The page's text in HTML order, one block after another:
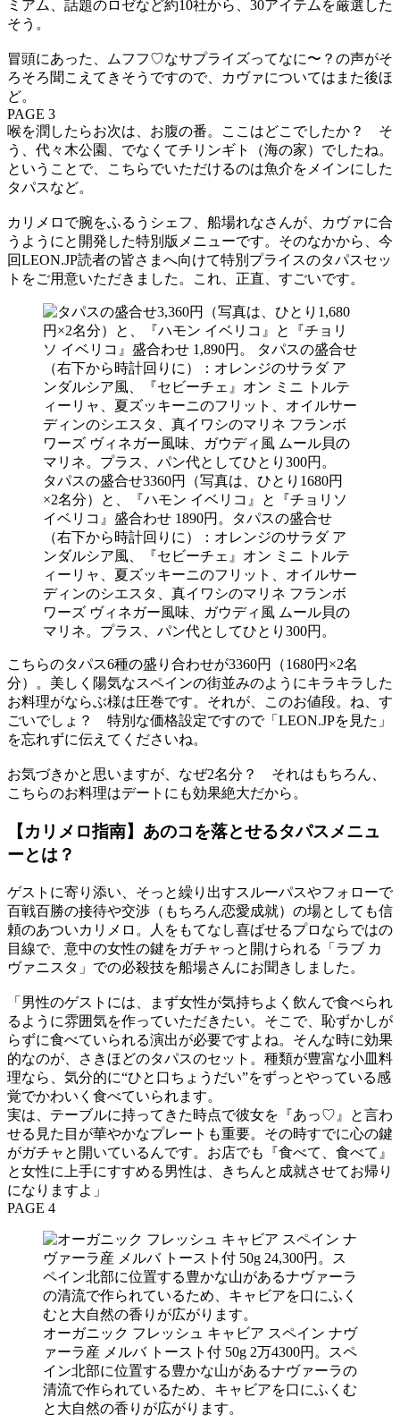
ミアム、話題のロゼなど約10社から、30アイテムを厳選した
そう。
冒頭にあった、ムフフ♡なサプライズってなに〜？の声がそ
ろそろ聞こえてきそうですので、カヴァについてはまた後ほ
ど。
PAGE 3
喉を潤したらお次は、お腹の番。ここはどこでしたか？ そ
う、代々木公園、でなくてチリンギト（海の家）でしたね。
ということで、こちらでいただけるのは魚介をメインにした
タパスなど。
カリメロで腕をふるうシェフ、船場れなさんが、カヴァに合
うようにと開発した特別版メニューです。そのなかから、今
回LEON.JP読者の皆さまへ向けて特別プライスのタパスセッ
トをご用意いただきました。これ、正直、すごいです。
タパスの盛合せ3360円（写真は、ひとり1680円
×2名分）と、『ハモン イベリコ』と『チョリソ
イベリコ』盛合わせ 1890円。タパスの盛合せ
（右下から時計回りに）：オレンジのサラダ ア
ンダルシア風、『セビーチェ』オン ミニ トルテ
ィーリャ、夏ズッキーニのフリット、オイルサー
ディンのシエスタ、真イワシのマリネ フランボ
ワーズ ヴィネガー風味、ガウディ風 ムール貝の
マリネ。プラス、パン代としてひとり300円。
こちらのタパス6種の盛り合わせが3360円（1680円×2名
分）。美しく陽気なスペインの街並みのようにキラキラした
お料理がならぶ様は圧巻です。それが、このお値段。ね、す
ごいでしょ？ 特別な価格設定ですので「LEON.JPを見た」
を忘れずに伝えてくださいね。
お気づきかと思いますが、なぜ2名分？ それはもちろん、
こちらのお料理はデートにも効果絶大だから。
【カリメロ指南】あのコを落とせるタパスメニュ
ーとは？
ゲストに寄り添い、そっと繰り出すスルーパスやフォローで
百戦百勝の接待や交渉（もちろん恋愛成就）の場としても信
頼のあついカリメロ。人をもてなし喜ばせるプロならではの
目線で、意中の女性の鍵をガチャっと開けられる「ラブ カ
ヴァニスタ」での必殺技を船場さんにお聞きしました。
「男性のゲストには、まず女性が気持ちよく飲んで食べられ
るように雰囲気を作っていただきたい。そこで、恥ずかしが
らずに食べていられる演出が必要ですよね。そんな時に効果
的なのが、さきほどのタパスのセット。種類が豊富な小皿料
理なら、気分的に“ひと口ちょうだい”をずっとやっている感
覚でかわいく食べていられます。
実は、テーブルに持ってきた時点で彼女を『あっ♡』と言わ
せる見た目が華やかなプレートも重要。その時すでに心の鍵
がガチャと開いているんです。お店でも『食べて、食べて』
と女性に上手にすすめる男性は、きちんと成就させてお帰り
になりますよ」
PAGE 4
オーガニック フレッシュ キャビア スペイン ナヴ
ァーラ産 メルバ トースト付 50g 2万4300円。スペ
イン北部に位置する豊かな山があるナヴァーラの
清流で作られているため、キャビアを口にふくむ
と大自然の香りが広がります。